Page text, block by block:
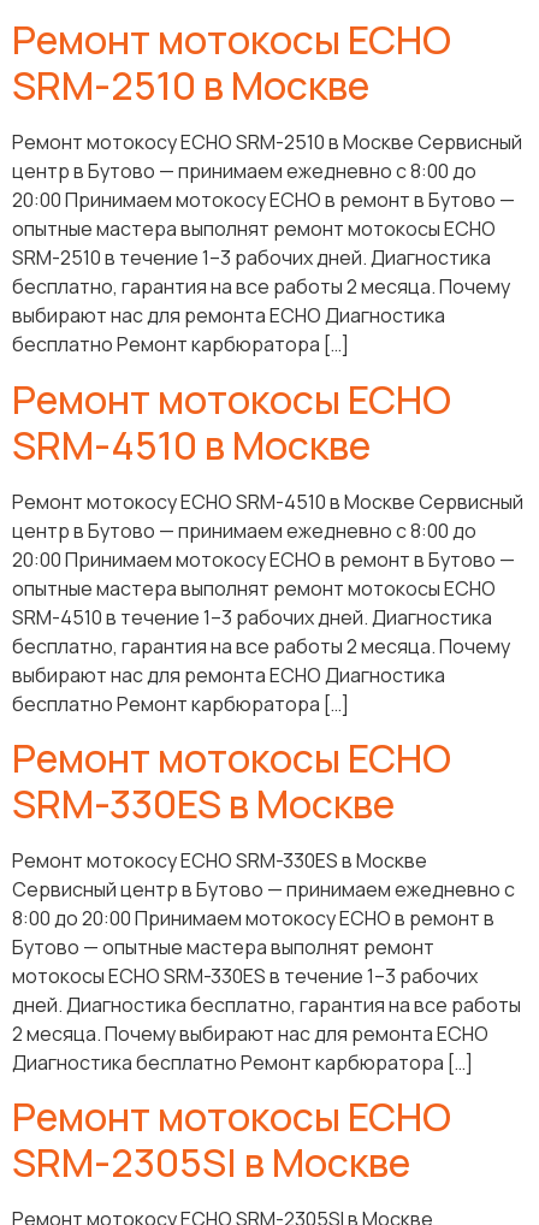
Ремонт мотокосы ECHO
SRM-2510 в Москве
Ремонт мотокосу ECHO SRM-2510 в Москве Сервисный
центр в Бутово — принимаем ежедневно с 8:00 до
20:00 Принимаем мотокосу ECHO в ремонт в Бутово —
опытные мастера выполнят ремонт мотокосы ECHO
SRM-2510 в течение 1–3 рабочих дней. Диагностика
бесплатно, гарантия на все работы 2 месяца. Почему
выбирают нас для ремонта ECHO Диагностика
бесплатно Ремонт карбюратора […]
Ремонт мотокосы ECHO
SRM-4510 в Москве
Ремонт мотокосу ECHO SRM-4510 в Москве Сервисный
центр в Бутово — принимаем ежедневно с 8:00 до
20:00 Принимаем мотокосу ECHO в ремонт в Бутово —
опытные мастера выполнят ремонт мотокосы ECHO
SRM-4510 в течение 1–3 рабочих дней. Диагностика
бесплатно, гарантия на все работы 2 месяца. Почему
выбирают нас для ремонта ECHO Диагностика
бесплатно Ремонт карбюратора […]
Ремонт мотокосы ECHO
SRM-330ES в Москве
Ремонт мотокосу ECHO SRM-330ES в Москве
Сервисный центр в Бутово — принимаем ежедневно с
8:00 до 20:00 Принимаем мотокосу ECHO в ремонт в
Бутово — опытные мастера выполнят ремонт
мотокосы ECHO SRM-330ES в течение 1–3 рабочих
дней. Диагностика бесплатно, гарантия на все работы
2 месяца. Почему выбирают нас для ремонта ECHO
Диагностика бесплатно Ремонт карбюратора […]
Ремонт мотокосы ECHO
SRM-2305SI в Москве
Ремонт мотокосу ECHO SRM-2305SI в Москве